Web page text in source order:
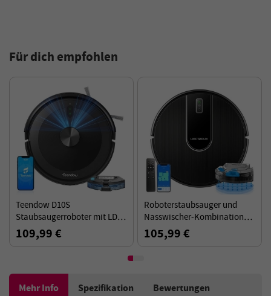
Für dich empfohlen
Teendow D10S
Staubsaugerroboter mit LDS
Smart Navigation, 5000Pa
starker Saugleistung,
109,99 €
Roboterstaubsauger und
Nasswischer-Kombination
Liectroux N7S-U, Smart
Mapping, WiFi-App, 6000 Pa
105,99 €
Mehr Info Spezifikation Bewertungen